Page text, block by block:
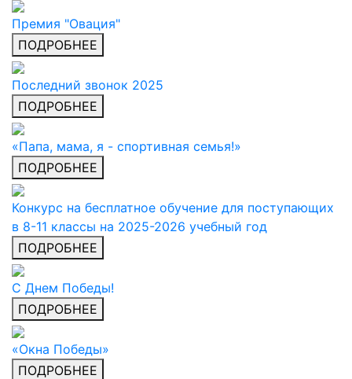
Премия "Овация"
ПОДРОБНЕЕ
Последний звонок 2025
ПОДРОБНЕЕ
«Папа, мама, я - спортивная семья!»
ПОДРОБНЕЕ
Конкурс на бесплатное обучение для поступающих
в 8-11 классы на 2025-2026 учебный год
ПОДРОБНЕЕ
С Днем Победы!
ПОДРОБНЕЕ
«Окна Победы»
ПОДРОБНЕЕ